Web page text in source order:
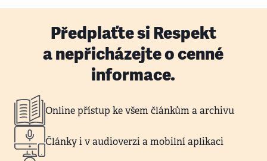
Předplaťte si Respekt
a nepřicházejte o cenné
informace.
Online přístup ke všem článkům a archivu
Články i v audioverzi a mobilní aplikaci